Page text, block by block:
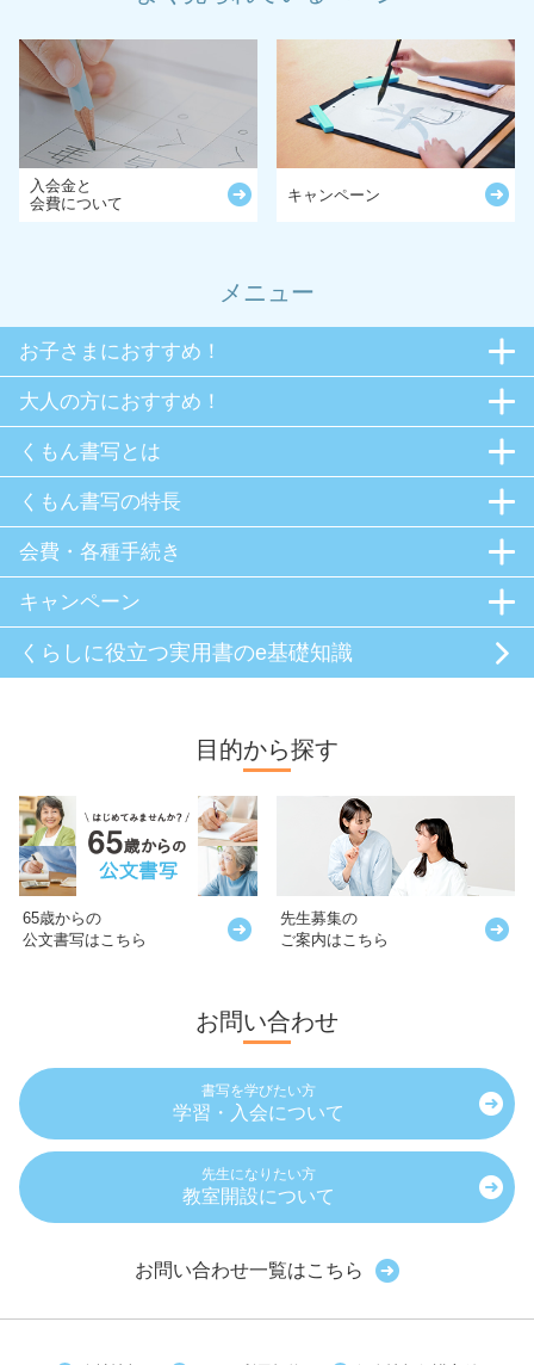
入会金と
会費について
キャンペーン
メニュー
お子さまにおすすめ！
大人の方におすすめ！
くもん書写とは
くもん書写の特長
会費・各種手続き
キャンペーン
くらしに役立つ実用書のe基礎知識
目的から探す
65歳からの
公文書写はこちら
先生募集の
ご案内はこちら
お問い合わせ
書写を学びたい方
学習・入会について
先生になりたい方
教室開設について
お問い合わせ一覧はこちら